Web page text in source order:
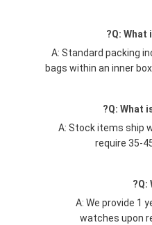
Q: What
A: Standard packing
bags within an inner
Q: What
A: Stock items ship
require 35-
Q:
A: We provide 1
watches upon